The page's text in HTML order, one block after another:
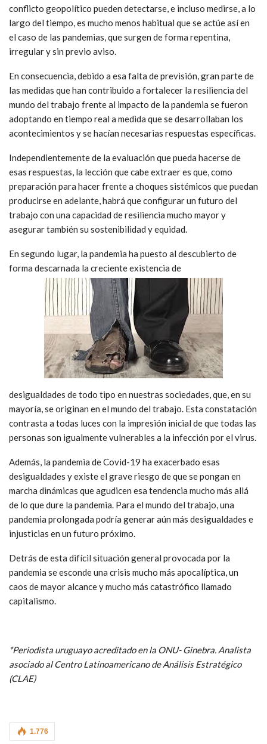
conflicto geopolítico pueden detectarse, e incluso medirse, a lo
largo del tiempo, es mucho menos habitual que se actúe así en
el caso de las pandemias, que surgen de forma repentina,
irregular y sin previo aviso.
En consecuencia, debido a esa falta de previsión, gran parte de
las medidas que han contribuido a fortalecer la resiliencia del
mundo del trabajo frente al impacto de la pandemia se fueron
adoptando en tiempo real a medida que se desarrollaban los
acontecimientos y se hacían necesarias respuestas específicas.
Independientemente de la evaluación que pueda hacerse de
esas respuestas, la lección que cabe extraer es que, como
preparación para hacer frente a choques sistémicos que puedan
producirse en adelante, habrá que configurar un futuro del
trabajo con una capacidad de resiliencia mucho mayor y
asegurar también su sostenibilidad y equidad.
En segundo lugar, la pandemia ha puesto al descubierto de
forma descarnada la creciente existencia de
desigualdades de todo tipo en nuestras sociedades, que, en su
mayoría, se originan en el mundo del trabajo. Esta constatación
contrasta a todas luces con la impresión inicial de que todas las
personas son igualmente vulnerables a la infección por el virus.
Además, la pandemia de Covid-19 ha exacerbado esas
desigualdades y existe el grave riesgo de que se pongan en
marcha dinámicas que agudicen esa tendencia mucho más allá
de lo que dure la pandemia. Para el mundo del trabajo, una
pandemia prolongada podría generar aún más desigualdades e
injusticias en un futuro próximo.
Detrás de esta difícil situación general provocada por la
pandemia se esconde una crisis mucho más apocalíptica, un
caos de mayor alcance y mucho más catastrófico llamado
capitalismo.
*Periodista uruguayo acreditado en la ONU- Ginebra. Analista
asociado al Centro Latinoamericano de Análisis Estratégico
(CLAE)
1.776